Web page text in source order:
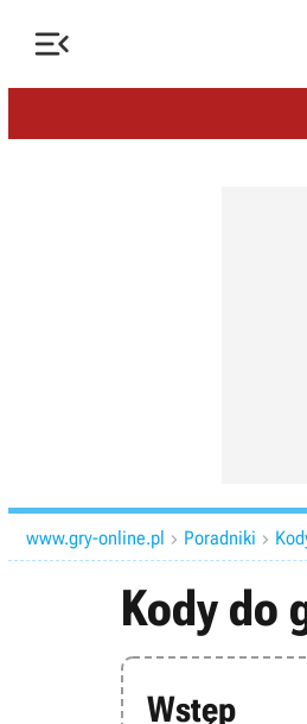

www.gry-online.pl  Poradniki 
Kody do
Wstęp